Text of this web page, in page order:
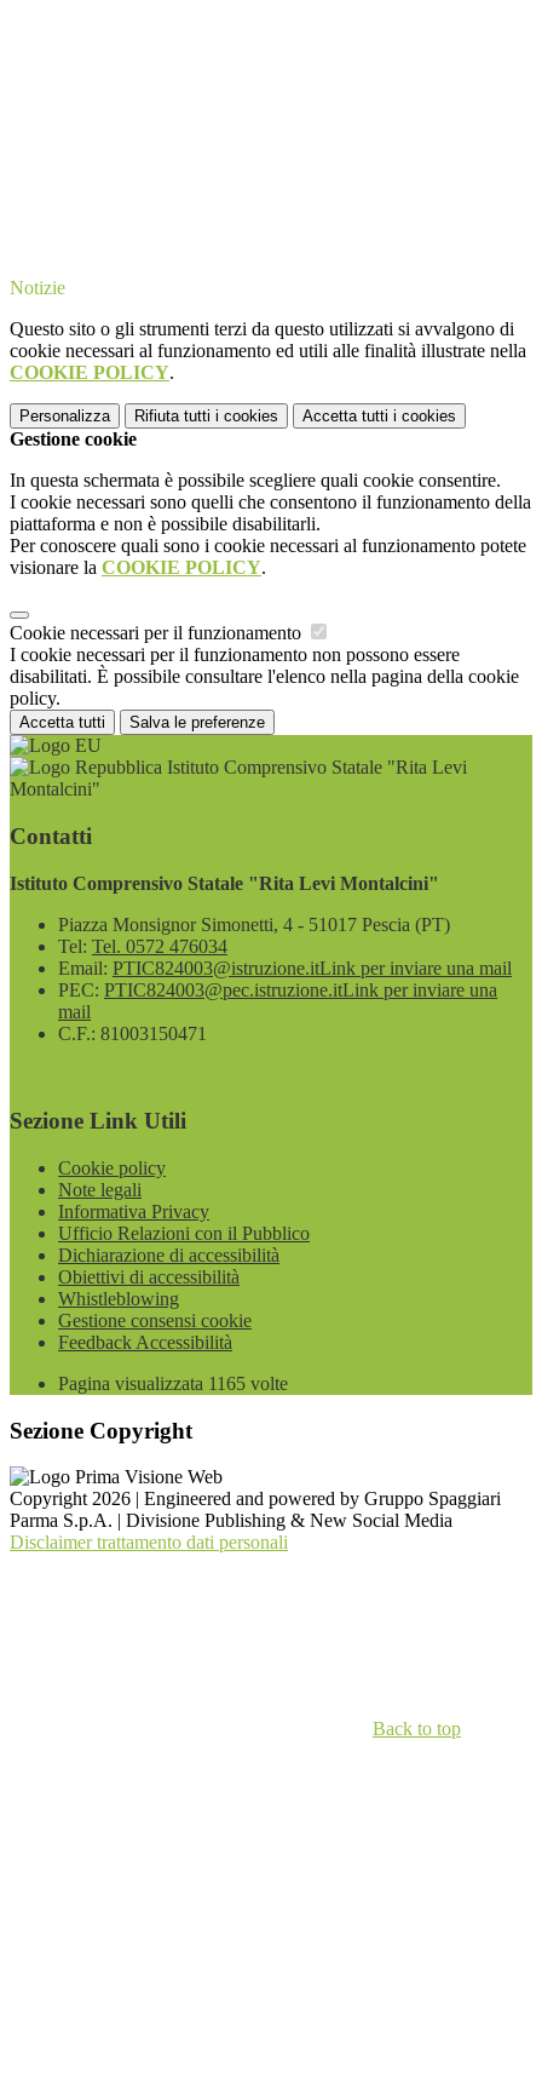
Notizie
Questo sito o gli strumenti terzi da questo utilizzati si avvalgono di
cookie necessari al funzionamento ed utili alle finalità illustrate nella
COOKIE POLICY.
Personalizza Rifiuta tutti i cookies Accetta tutti i cookies
Gestione cookie
In questa schermata è possibile scegliere quali cookie consentire.
I cookie necessari sono quelli che consentono il funzionamento della
piattaforma e non è possibile disabilitarli.
Per conoscere quali sono i cookie necessari al funzionamento potete
visionare la COOKIE POLICY.
Cookie necessari per il funzionamento
I cookie necessari per il funzionamento non possono essere
disabilitati. È possibile consultare l'elenco nella pagina della cookie
policy.
Accetta tutti Salva le preferenze
Istituto Comprensivo Statale "Rita Levi
Montalcini"
Contatti
Istituto Comprensivo Statale "Rita Levi Montalcini"
Piazza Monsignor Simonetti, 4 - 51017 Pescia (PT)
Tel: Tel. 0572 476034
Email: PTIC824003@istruzione.itLink per inviare una mail
PEC: PTIC824003@pec.istruzione.itLink per inviare una
mail
C.F.: 81003150471
Sezione Link Utili
Cookie policy
Note legali
Informativa Privacy
Ufficio Relazioni con il Pubblico
Dichiarazione di accessibilità
Obiettivi di accessibilità
Whistleblowing
Gestione consensi cookie
Feedback Accessibilità
Pagina visualizzata 1165 volte
Sezione Copyright
Copyright 2026 | Engineered and powered by Gruppo Spaggiari
Parma S.p.A. | Divisione Publishing & New Social Media
Disclaimer trattamento dati personali
Back to top